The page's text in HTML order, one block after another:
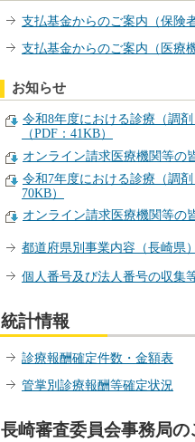
支払基金からのご案内（保険
支払基金からのご案内（医療
お知らせ
令和8年度における診療（調
（PDF：41KB）
オンライン請求医療機関等の
令和7年度における診療（調
70KB）
オンライン請求医療機関等の
都道府県別事業内容（長崎県）
個人番号及び法人番号の収集
統計情報
診療報酬確定件数・金額表
管掌別診療報酬等確定状況
長崎審査委員会事務局の